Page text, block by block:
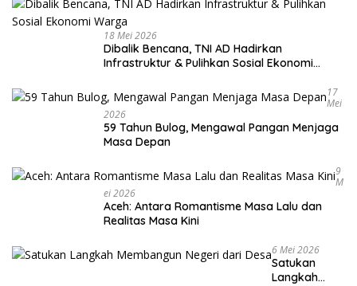
18 Mei 2026
Dibalik Bencana, TNI AD Hadirkan
Infrastruktur & Pulihkan Sosial Ekonomi
17
Mei
2026
59 Tahun Bulog, Mengawal Pangan Menjaga
Masa Depan
9
M
Ei 2026
Aceh: Antara Romantisme Masa Lalu dan
Realitas Masa Kini
6 Mei 2026
Satukan
Langkah